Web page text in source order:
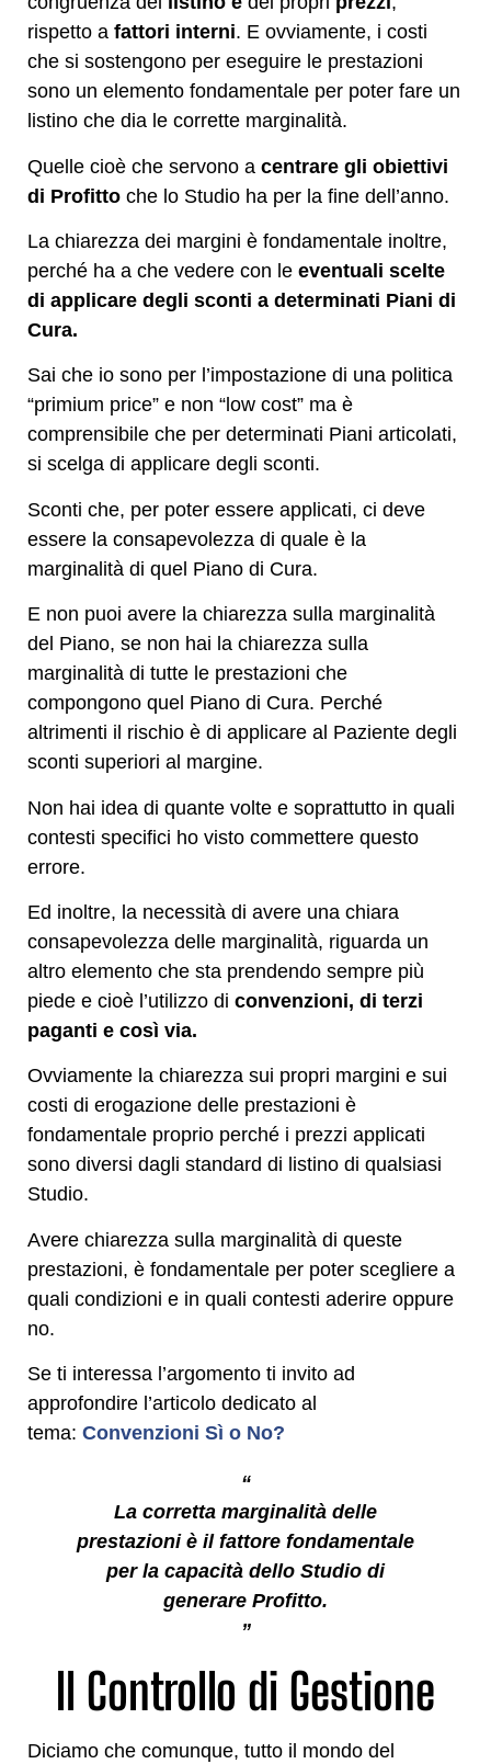
rispetto a fattori interni. E ovviamente, i costi
che si sostengono per eseguire le prestazioni
sono un elemento fondamentale per poter fare un
listino che dia le corrette marginalità.
Quelle cioè che servono a centrare gli obiettivi
di Profitto che lo Studio ha per la fine dell’anno.
La chiarezza dei margini è fondamentale inoltre,
perché ha a che vedere con le eventuali scelte
di applicare degli sconti a determinati Piani di
Cura.
Sai che io sono per l’impostazione di una politica
“primium price” e non “low cost” ma è
comprensibile che per determinati Piani articolati,
si scelga di applicare degli sconti.
Sconti che, per poter essere applicati, ci deve
essere la consapevolezza di quale è la
marginalità di quel Piano di Cura.
E non puoi avere la chiarezza sulla marginalità
del Piano, se non hai la chiarezza sulla
marginalità di tutte le prestazioni che
compongono quel Piano di Cura. Perché
altrimenti il rischio è di applicare al Paziente degli
sconti superiori al margine.
Non hai idea di quante volte e soprattutto in quali
contesti specifici ho visto commettere questo
errore.
Ed inoltre, la necessità di avere una chiara
consapevolezza delle marginalità, riguarda un
altro elemento che sta prendendo sempre più
piede e cioè l’utilizzo di convenzioni, di terzi
paganti e così via.
Ovviamente la chiarezza sui propri margini e sui
costi di erogazione delle prestazioni è
fondamentale proprio perché i prezzi applicati
sono diversi dagli standard di listino di qualsiasi
Studio.
Avere chiarezza sulla marginalità di queste
prestazioni, è fondamentale per poter scegliere a
quali condizioni e in quali contesti aderire oppure
no.
Se ti interessa l’argomento ti invito ad
approfondire l’articolo dedicato al
tema: Convenzioni Sì o No?
“
La corretta marginalità delle
prestazioni è il fattore fondamentale
per la capacità dello Studio di
generare Profitto.
”
Il Controllo di Gestione
Diciamo che comunque, tutto il mondo del